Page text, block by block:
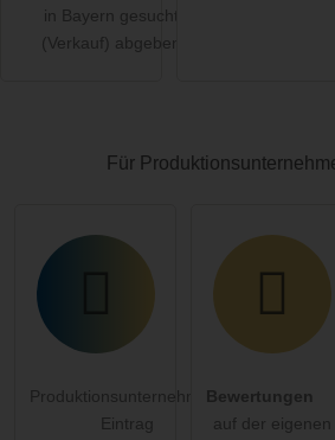
in Bayern gesucht
(Verkauf) abgeben
Für
Produktionsunternehmen-
Eintrag
Bewertungen
auf der eigenen